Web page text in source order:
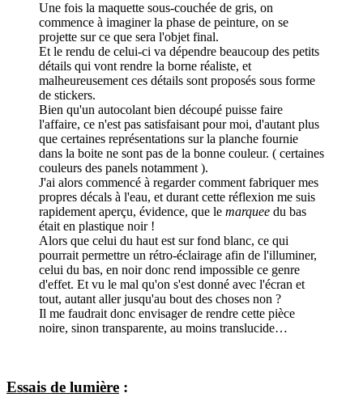
Une fois la maquette sous-couchée de gris, on
commence à imaginer la phase de peinture, on se
projette sur ce que sera l'objet final.
Et le rendu de celui-ci va dépendre beaucoup des petits
détails qui vont rendre la borne réaliste, et
malheureusement ces détails sont proposés sous forme
de stickers.
Bien qu'un autocolant bien découpé puisse faire
l'affaire, ce n'est pas satisfaisant pour moi, d'autant plus
que certaines représentations sur la planche fournie
dans la boite ne sont pas de la bonne couleur. ( certaines
couleurs des panels notamment ).
J'ai alors commencé à regarder comment fabriquer mes
propres décals à l'eau, et durant cette réflexion me suis
rapidement aperçu, évidence, que le marquee du bas
était en plastique noir !
Alors que celui du haut est sur fond blanc, ce qui
pourrait permettre un rétro-éclairage afin de l'illuminer,
celui du bas, en noir donc rend impossible ce genre
d'effet. Et vu le mal qu'on s'est donné avec l'écran et
tout, autant aller jusqu'au bout des choses non ?
Il me faudrait donc envisager de rendre cette pièce
noire, sinon transparente, au moins translucide…
Essais de lumière :